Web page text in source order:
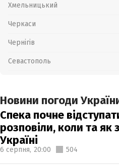
Хмельницький
Черкаси
Чернігів
Севастополь
Новини погоди
Спека почне
розповіли, коли та як
Україні
6 серпня, 20:00 504